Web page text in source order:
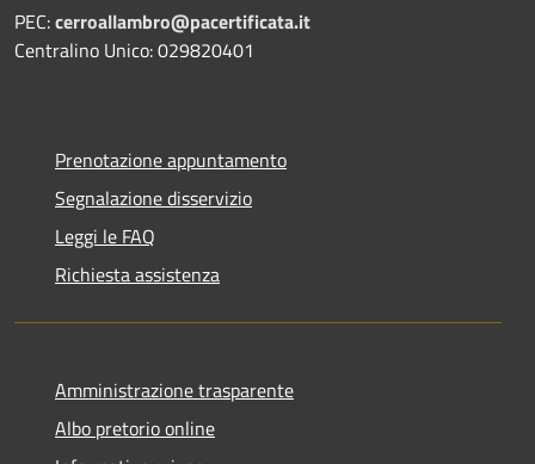
PEC:cerroallambro@pacertificata.it
Centralino Unico: 029820401
Prenotazione appuntamento
Segnalazione disservizio
Leggi le FAQ
Richiesta assistenza
Amministrazione trasparente
Albo pretorio online